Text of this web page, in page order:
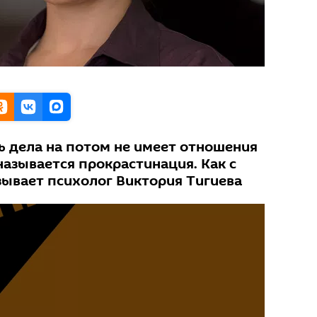
дела на потом не имеет отношения
прокрастинация. Как с
психолог Виктория Тигиева